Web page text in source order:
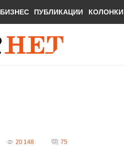
БИЗНЕС ПУБЛИКАЦИИ КОЛОНКИ
20 148 75